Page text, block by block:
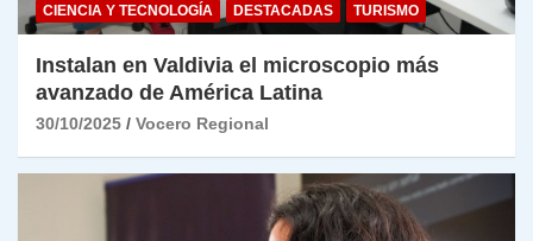
CIENCIA Y TECNOLOGÍA DESTACADAS TURISMO
Instalan en Valdivia el microscopio más
avanzado de América Latina
30/10/2025 Vocero Regional